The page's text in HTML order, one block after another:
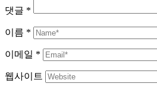
댓글 *
이름 *
이메일 *
웹사이트